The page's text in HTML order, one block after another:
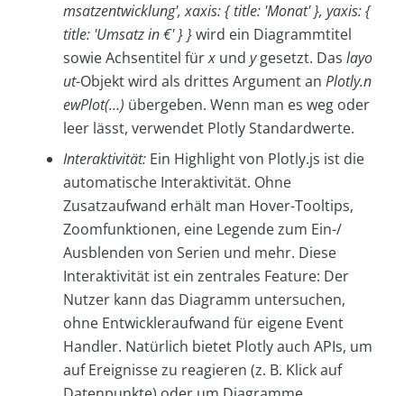
msatzentwicklung', xaxis: { title: 'Monat' }, yaxis: {
title: 'Umsatz in €' } }wird ein Diagrammtitel
sowie Achsentitel fürx und ygesetzt. Das layo
ut-Objekt wird als drittes Argument an Plotly.n
ewPlot(…) übergeben. Wenn man es weg oder
leer lässt, verwendet Plotly Standardwerte.
Interaktivität: Ein Highlight von Plotly.js ist die
automatische Interaktivität. Ohne
Zusatzaufwand erhält man Hover-Tooltips,
Zoomfunktionen, eine Legende zum Ein-/
Ausblenden von Serien und mehr. Diese
Interaktivität ist ein zentrales Feature: Der
Nutzer kann das Diagramm untersuchen,
ohne Entwickleraufwand für eigene Event
Handler. Natürlich bietet Plotly auch APIs, um
auf Ereignisse zu reagieren (z. B. Klick auf